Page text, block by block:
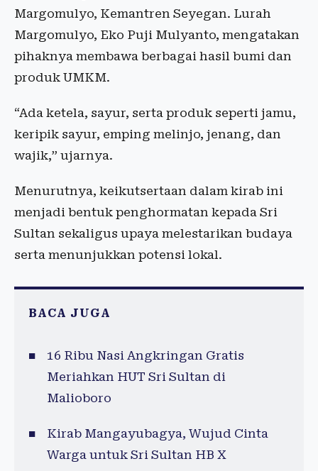
Margomulyo, Kemantren Seyegan. Lurah
Margomulyo, Eko Puji Mulyanto, mengatakan
pihaknya membawa berbagai hasil bumi dan
produk UMKM.
“Ada ketela, sayur, serta produk seperti jamu,
keripik sayur, emping melinjo, jenang, dan
wajik,” ujarnya.
Menurutnya, keikutsertaan dalam kirab ini
menjadi bentuk penghormatan kepada Sri
Sultan sekaligus upaya melestarikan budaya
serta menunjukkan potensi lokal.
BACA JUGA
16 Ribu Nasi Angkringan Gratis
Meriahkan HUT Sri Sultan di
Malioboro
Kirab Mangayubagya, Wujud Cinta
Warga untuk Sri Sultan HB X